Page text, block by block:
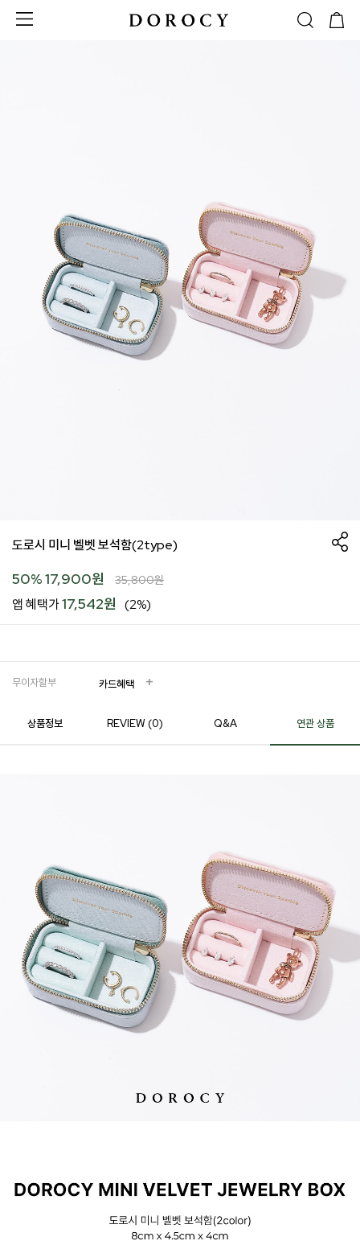
도로시 미니 벨벳 보석함(2type)
50%17,900원 35,800원
앱 혜택가17,542원 (2%)
무이자할부 카드혜택
상품정보 REVIEW (0) Q&A 연관 상품